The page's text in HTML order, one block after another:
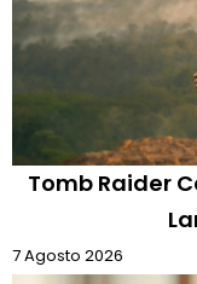
Tomb Raider
7 Agosto 2026